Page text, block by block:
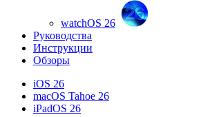
watchOS 26
Руководства
Инструкции
Обзоры
iOS 26
macOS Tahoe 26
iPadOS 26